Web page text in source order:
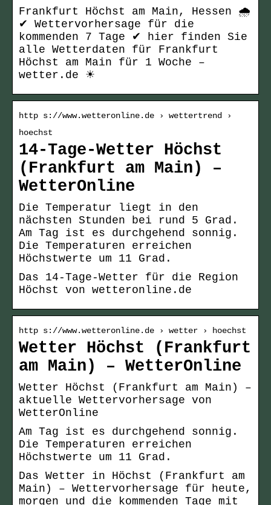
Frankfurt Höchst am Main, Hessen 🌧️
✔ Wettervorhersage für die
kommenden 7 Tage ✔ hier finden Sie
alle Wetterdaten für Frankfurt
Höchst am Main für 1 Woche –
wetter.de ☀
http s://www.wetteronline.de › wettertrend ›
hoechst
14-Tage-Wetter Höchst
(Frankfurt am Main) –
WetterOnline
Die Temperatur liegt in den
nächsten Stunden bei rund 5 Grad.
Am Tag ist es durchgehend sonnig.
Die Temperaturen erreichen
Höchstwerte um 11 Grad.
Das 14-Tage-Wetter für die Region
Höchst von wetteronline.de
http s://www.wetteronline.de › wetter › hoechst
Wetter Höchst (Frankfurt
am Main) – WetterOnline
Wetter Höchst (Frankfurt am Main) –
aktuelle Wettervorhersage von
WetterOnline
Am Tag ist es durchgehend sonnig.
Die Temperaturen erreichen
Höchstwerte um 11 Grad.
Das Wetter in Höchst (Frankfurt am
Main) – Wettervorhersage für heute,
morgen und die kommenden Tage mit